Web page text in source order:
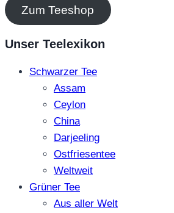
Zum Teeshop
Unser Teelexikon
Schwarzer Tee
Assam
Ceylon
China
Darjeeling
Ostfriesentee
Weltweit
Grüner Tee
Aus aller Welt